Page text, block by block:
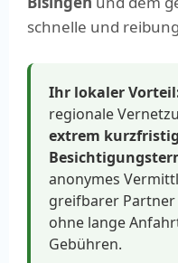
schnelle und
Ihr lokaler
regionale
extrem
anonymes
greifbarer Partner
ohne lange
Gebühren.